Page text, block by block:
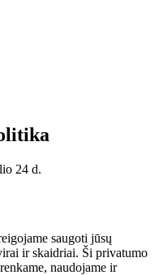
24 d.
saugoti jūsų
ir skaidriai. Ši privatumo
naudojame ir